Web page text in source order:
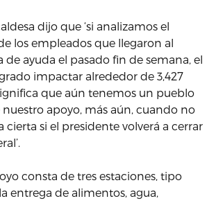
dijo que ‘si analizamos el
los empleados que llegaron al
de ayuda el pasado fin de semana, el
impactar alrededor de 3,427
que aún tenemos un pueblo
apoyo, más aún, cuando no
cierta si el presidente volverá a cerrar
consta de tres estaciones, tipo
entrega de alimentos, agua,